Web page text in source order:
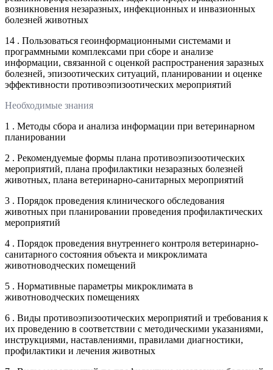
возникновения незаразных, инфекционных и инвазионных
болезней животных
14 . Пользоваться геоинформационными системами и
программными комплексами при сборе и анализе
информации, связанной с оценкой распространения заразных
болезней, эпизоотических ситуаций, планировании и оценке
эффективности противоэпизоотических мероприятий
Необходимые знания
1 . Методы сбора и анализа информации при ветеринарном
планировании
2 . Рекомендуемые формы плана противоэпизоотических
мероприятий, плана профилактики незаразных болезней
животных, плана ветеринарно-санитарных мероприятий
3 . Порядок проведения клинического обследования
животных при планировании проведения профилактических
мероприятий
4 . Порядок проведения внутреннего контроля ветеринарно-
санитарного состояния объекта и микроклимата
животноводческих помещений
5 . Нормативные параметры микроклимата в
животноводческих помещениях
6 . Виды противоэпизоотических мероприятий и требования к
их проведению в соответствии с методическими указаниями,
инструкциями, наставлениями, правилами диагностики,
профилактики и лечения животных